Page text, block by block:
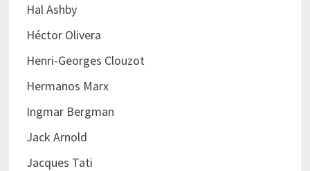
Hal Ashby
Héctor Olivera
Henri-Georges Clouzot
Hermanos Marx
Ingmar Bergman
Jack Arnold
Jacques Tati